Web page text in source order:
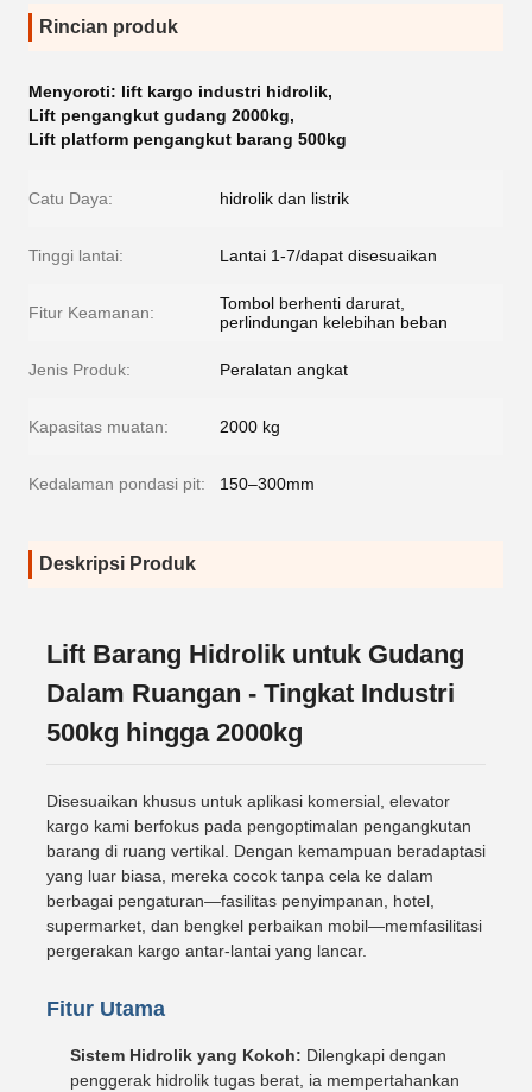
Rincian produk
Menyoroti: lift kargo industri hidrolik,
Lift pengangkut gudang 2000kg,
Lift platform pengangkut barang 500kg
Catu Daya: hidrolik dan listrik
Tinggi lantai: Lantai 1-7/dapat disesuaikan
Fitur Keamanan:
Tombol berhenti darurat,
perlindungan kelebihan beban
Jenis Produk: Peralatan angkat
Kapasitas muatan: 2000 kg
Kedalaman pondasi pit: 150–300mm
Deskripsi Produk
Lift Barang Hidrolik untuk Gudang
Dalam Ruangan - Tingkat Industri
500kg hingga 2000kg
Disesuaikan khusus untuk aplikasi komersial, elevator
kargo kami berfokus pada pengoptimalan pengangkutan
barang di ruang vertikal. Dengan kemampuan beradaptasi
yang luar biasa, mereka cocok tanpa cela ke dalam
berbagai pengaturan—fasilitas penyimpanan, hotel,
supermarket, dan bengkel perbaikan mobil—memfasilitasi
pergerakan kargo antar-lantai yang lancar.
Fitur Utama
Sistem Hidrolik yang Kokoh: Dilengkapi dengan
penggerak hidrolik tugas berat, ia mempertahankan